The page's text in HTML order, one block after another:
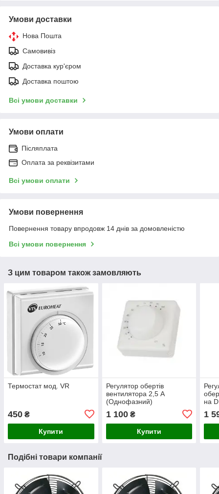
Умови доставки
Нова Пошта
Самовивіз
Доставка кур'єром
Доставка поштою
Всі умови доставки
Умови оплати
Післяплата
Оплата за реквізитами
Всі умови оплати
Умови повернення
Повернення товару впродовж 14 днів за домовленістю
Всі умови повернення
З цим товаром також замовляють
Термостат мод. VR
450 ₴
Купити
Регулятор обертів
вентилятора 2,5 А
(Однофазний)
1 100₴
Купити
на
1
Подібні товари компанії